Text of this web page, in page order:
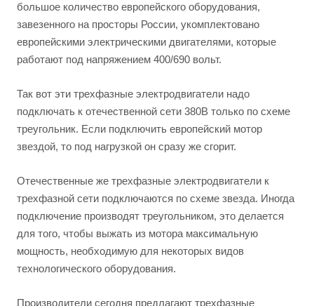
большое количество европейского оборудования,
завезенного на просторы России, укомплектовано
европейскими электрическими двигателями, которые
работают под напряжением 400/690 вольт.
Так вот эти трехфазные электродвигатели надо
подключать к отечественной сети 380В только по схеме
треугольник. Если подключить европейский мотор
звездой, то под нагрузкой он сразу же сгорит.
Отечественные же трехфазные электродвигатели к
трехфазной сети подключаются по схеме звезда. Иногда
подключение производят треугольником, это делается
для того, чтобы выжать из мотора максимальную
мощность, необходимую для некоторых видов
технологического оборудования.
Производители сегодня предлагают трехфазные